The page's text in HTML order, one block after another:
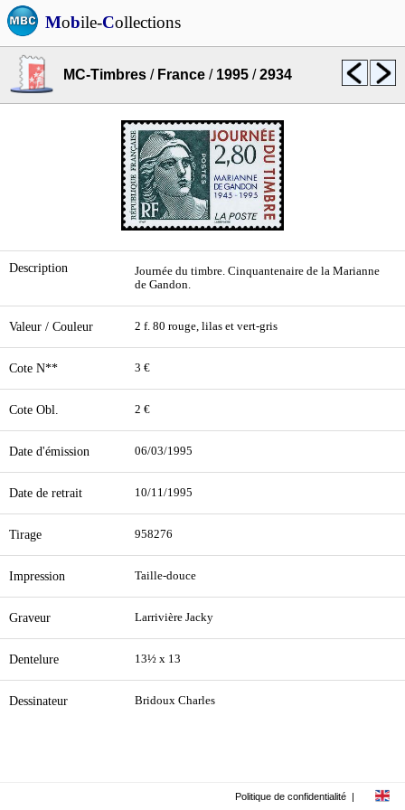
Mobile-Collections
MC-Timbres / France / 1995 /2934
Description
Journée du timbre. Cinquantenaire de la Marianne
de Gandon.
Valeur / Couleur 2 f. 80 rouge, lilas et vert-gris
Cote N** 3 €
Cote Obl. 2 €
Date d'émission 06/03/1995
Date de retrait 10/11/1995
Tirage 958276
Impression Taille-douce
Graveur Larrivière Jacky
Dentelure 13½ x 13
Dessinateur Bridoux Charles
Politique de confidentialité |